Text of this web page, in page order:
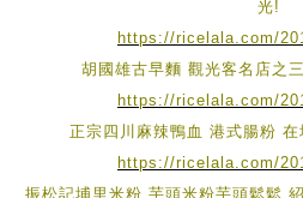
光!
https://ricelala.com/
胡國雄古早麵 觀光客名店之
https://ricelala.com/
正宗四川麻辣鴨血 港式腸粉
https://ricelala.com/
振松記埔里米粉 芋頭米粉芋頭鬆鬆